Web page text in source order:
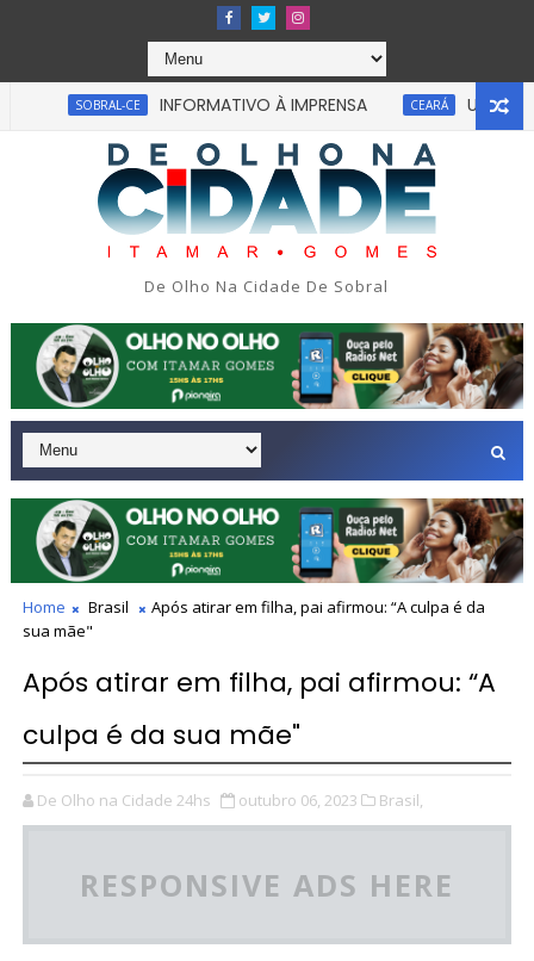
SOBRAL-CE INFORMATIVO À IMPRENSA CEARÁ UM homem
Uma simulação de assalto acabou em tragédia
De Olho Na Cidade De Sobral
Home Brasil
Após atirar em filha, pai afirmou: “A culpa é da
sua mãe"
Após atirar em filha, pai afirmou: “A
culpa é da sua mãe"
De Olho na Cidade 24hs outubro 06, 2023 Brasil,
RESPONSIVE ADS HERE